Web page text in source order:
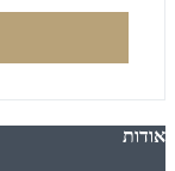
אודות